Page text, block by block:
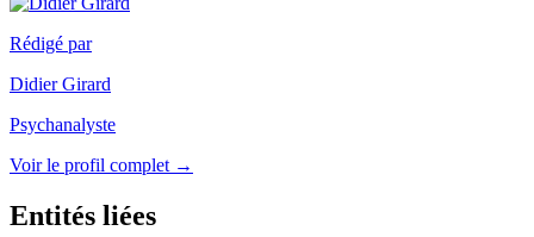
Rédigé par
Didier Girard
Psychanalyste
Voir le profil complet →
Entités liées